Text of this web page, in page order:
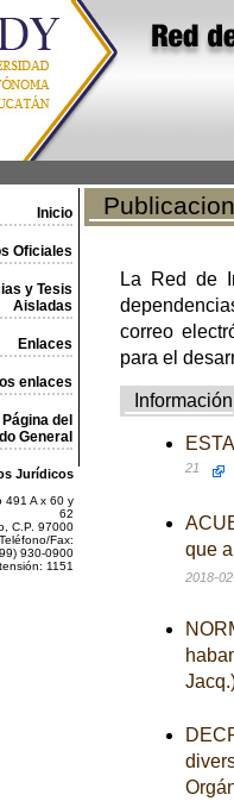
Inicio
Oficiales
y Tesis
Aisladas
Enlaces
enlaces
Página del
General
Jurídicos
491 A x 60 y
62
C.P. 97000
Teléfono/Fax:
930-0900
1151
La Red de
correo
para el
Información
21
que
2018-